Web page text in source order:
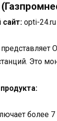
opti-24.ru
Это
более